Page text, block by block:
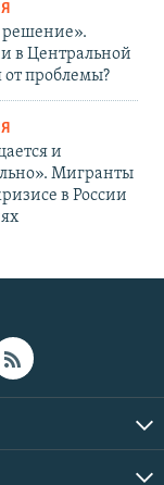
решение».
в Центральной
проблемы?
и
Мигранты
в России